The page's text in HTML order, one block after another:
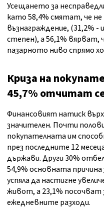
Усещането за
като 58,4% смятат, че
възнаграждение, (31,2% -
степен), а 56,1% вярват,
пазарното ниво спрямо
Криза на
45,7% отчитат
Финансовият натиск
значителен. Почти
покупателната им
през последните 12
държави. Други 30%
54,9% основната
успяла да настигне
живот, а 23,1%
ежедневните разходи.